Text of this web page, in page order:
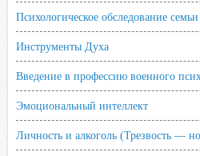
Психологическое обследование семьи
Инструменты Духа
Введение в профессию военного
Эмоциональный интеллект
Личность и алкоголь (Трезвость —